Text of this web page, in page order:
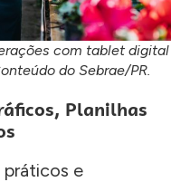
com tablet digital
do Sebrae/PR.
Planilhas
práticos e